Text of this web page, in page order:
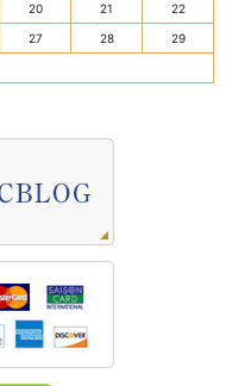
20 21 22
27 28 29